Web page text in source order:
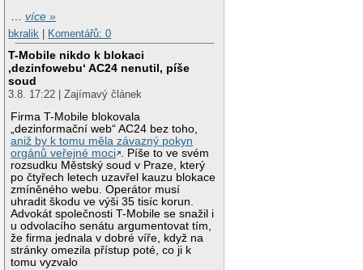
…více »
bkralik
Komentářů: 0
T-Mobile nikdo k blokaci
‚dezinfowebu‘ AC24 nenutil, píše
soud
3.8. 17:22 | Zajímavý článek
Firma T-Mobile blokovala
„dezinformační web“ AC24 bez toho,
aniž by k tomu měla závazný pokyn
orgánů veřejné moci . Píše to ve svém
rozsudku Městský soud v Praze, který
po čtyřech letech uzavřel kauzu blokace
zmíněného webu. Operátor musí
uhradit škodu ve výši 35 tisíc korun.
Advokát společnosti T-Mobile se snažil i
u odvolacího senátu argumentovat tím,
že firma jednala v dobré víře, když na
stránky omezila přístup poté, co ji k
tomu vyzvalo